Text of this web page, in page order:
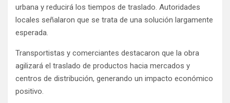
urbana y reducirá los tiempos de traslado. Autoridades
locales señalaron que se trata de una solución largamente
esperada.
Transportistas y comerciantes destacaron que la obra
agilizará el traslado de productos hacia mercados y
centros de distribución, generando un impacto económico
positivo.